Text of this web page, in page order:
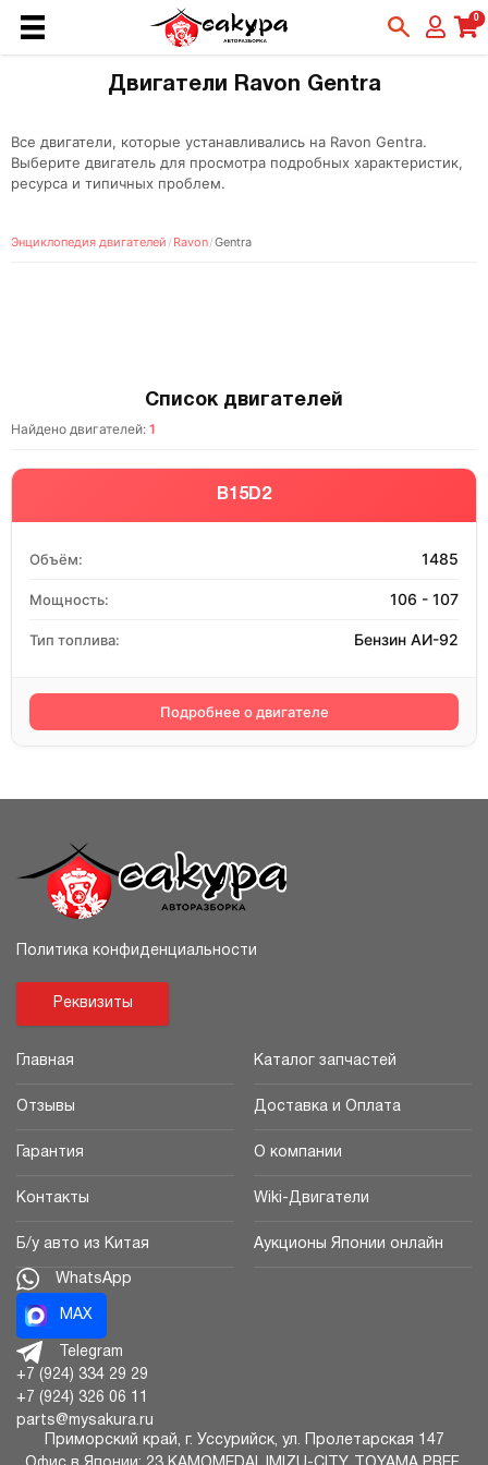
0
Двигатели Ravon Gentra
Все двигатели, которые устанавливались на Ravon Gentra.
Выберите двигатель для просмотра подробных характеристик,
ресурса и типичных проблем.
Энциклопедия двигателей / Ravon/Gentra
Список двигателей
Найдено двигателей: 1
B15D2
Объём: 1485
Мощность: 106 - 107
Тип топлива: Бензин АИ-92
Подробнее о двигателе
Политика конфиденциальности
Реквизиты
Главная Каталог запчастей
Отзывы Доставка и Оплата
Гарантия О компании
Контакты Wiki-Двигатели
Б/у авто из Китая Аукционы Японии онлайн
WhatsApp
MAX
Telegram
+7 (924) 334 29 29
+7 (924) 326 06 11
parts@mysakura.ru
Приморский край, г. Уссурийск, ул. Пролетарская 147